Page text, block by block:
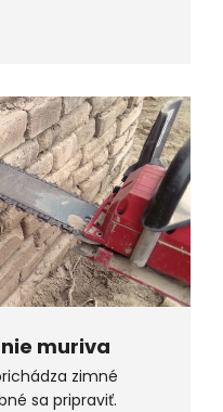
muriva
zimné
sa pripraviť.